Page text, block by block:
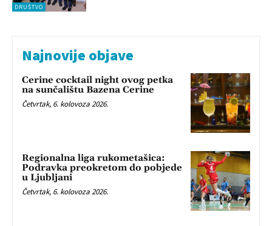
DRUŠTVO
Najnovije objave
Cerine cocktail night ovog petka
na sunčalištu Bazena Cerine
Četvrtak, 6. kolovoza 2026.
Regionalna liga rukometašica:
Podravka preokretom do pobjede
u Ljubljani
Četvrtak, 6. kolovoza 2026.